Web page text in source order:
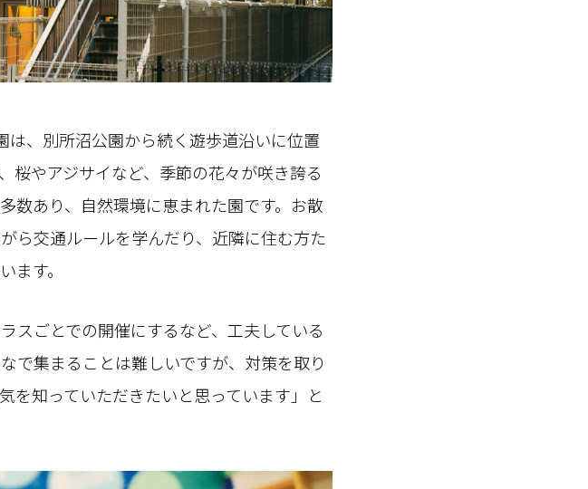
は、別所沼公園から続く遊歩道沿いに位置
桜やアジサイなど、季節の花々が咲き誇る
数あり、自然環境に恵まれた園です。お散
ら交通ルールを学んだり、近隣に住む方た
ます。
スごとでの開催にするなど、工夫している
で集まることは難しいですが、対策を取り
を知っていただきたいと思っています」と